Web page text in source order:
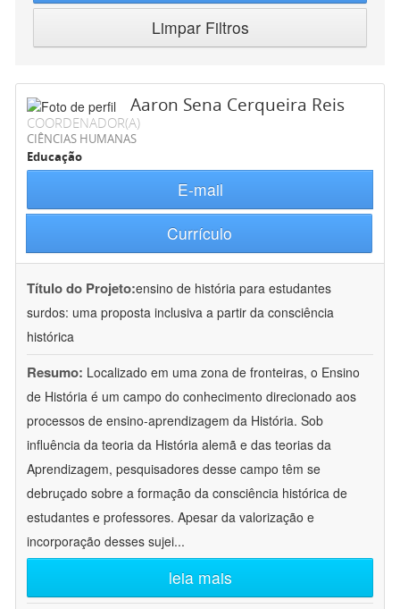
Limpar Filtros
Aaron Sena Cerqueira Reis
COORDENADOR(A)
CIÊNCIAS HUMANAS
Educação
E-mail
Currículo
Título do Projeto:ensino de história para estudantes
surdos: uma proposta inclusiva a partir da consciência
histórica
Resumo: Localizado em uma zona de fronteiras, o Ensino
de História é um campo do conhecimento direcionado aos
processos de ensino-aprendizagem da História. Sob
influência da teoria da História alemã e das teorias da
Aprendizagem, pesquisadores desse campo têm se
debruçado sobre a formação da consciência histórica de
estudantes e professores. Apesar da valorização e
incorporação desses sujei...
leia mais